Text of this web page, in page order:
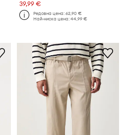
39,99 €
Редовна цена:62,90 €
Най-ниска цена:44,99 €